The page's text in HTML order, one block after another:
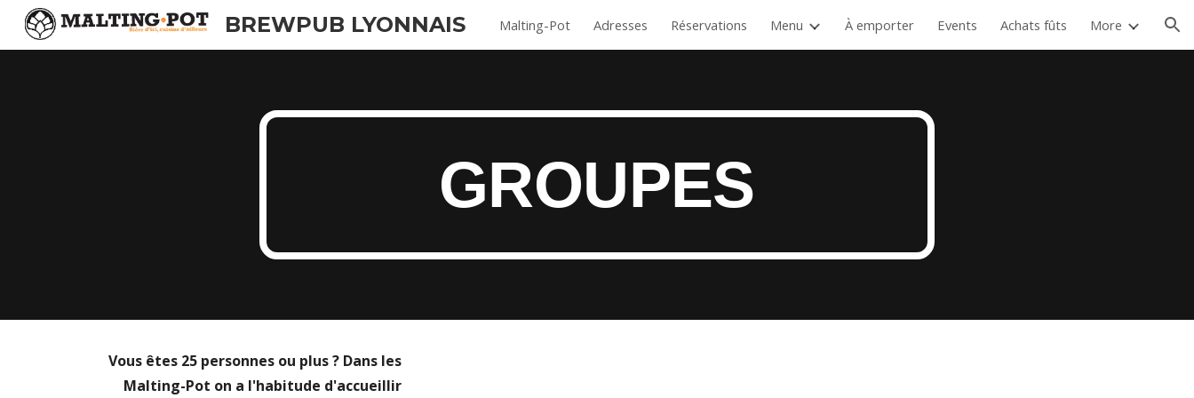
Skip to main content Skip to navigation
BREWPUB LYONNAIS Malting-Pot Adresses Réservations Menu À emporter Events Achats fûts More
GROUPES
Vous êtes 25 personnes ou plus ? Dans les
Malting-Pot on a l'habitude d'accueillir